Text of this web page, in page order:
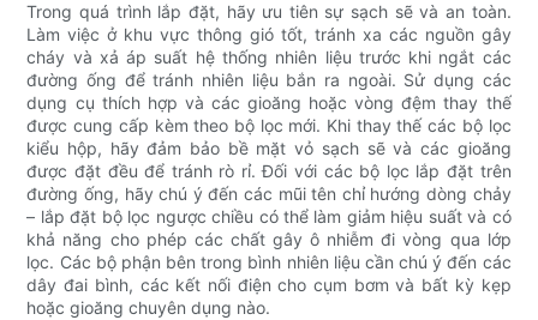
Trong quá trình lắp đặt, hãy ưu tiên sự sạch sẽ và an toàn.
Làm việc ở khu vực thông gió tốt, tránh xa các nguồn gây
cháy và xả áp suất hệ thống nhiên liệu trước khi ngắt các
đường ống để tránh nhiên liệu bắn ra ngoài. Sử dụng các
dụng cụ thích hợp và các gioăng hoặc vòng đệm thay thế
được cung cấp kèm theo bộ lọc mới. Khi thay thế các bộ lọc
kiểu hộp, hãy đảm bảo bề mặt vỏ sạch sẽ và các gioăng
được đặt đều để tránh rò rỉ. Đối với các bộ lọc lắp đặt trên
đường ống, hãy chú ý đến các mũi tên chỉ hướng dòng chảy
– lắp đặt bộ lọc ngược chiều có thể làm giảm hiệu suất và có
khả năng cho phép các chất gây ô nhiễm đi vòng qua lớp
lọc. Các bộ phận bên trong bình nhiên liệu cần chú ý đến các
dây đai bình, các kết nối điện cho cụm bơm và bất kỳ kẹp
hoặc gioăng chuyên dụng nào.